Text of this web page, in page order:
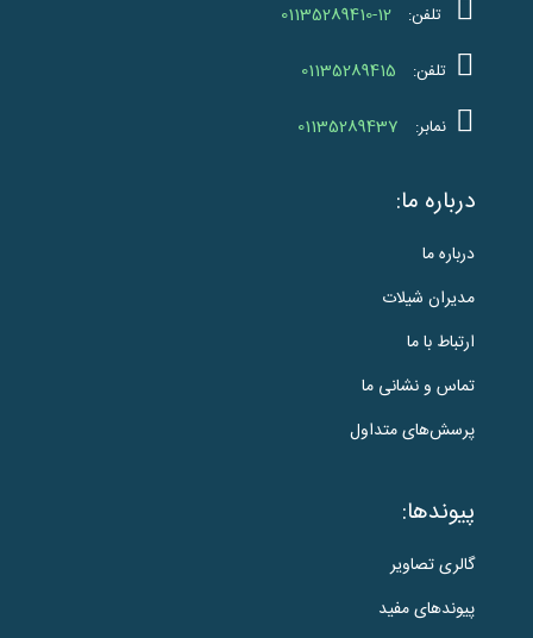
تلفن: 01135289410-12
تلفن: 01135289415
نمابر: 01135289437
درباره ما:
درباره ما
مدیران شیلات
ارتباط با ما
تماس و نشانی ما
پرسش‌های متداول
پیوندها:
گالری تصاویر
پیوندهای مفید